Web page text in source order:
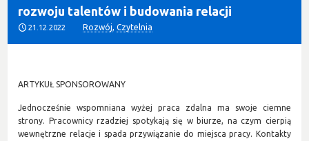
rozwoju talentów i budowania relacji
21.12.2022 Rozwój,Czytelnia
ARTYKUŁ SPONSOROWANY
Jednocześnie wspomniana wyżej praca zdalna ma swoje ciemne
strony. Pracownicy rzadziej spotykają się w biurze, na czym cierpią
wewnętrzne relacje i spada przywiązanie do miejsca pracy. Kontakty